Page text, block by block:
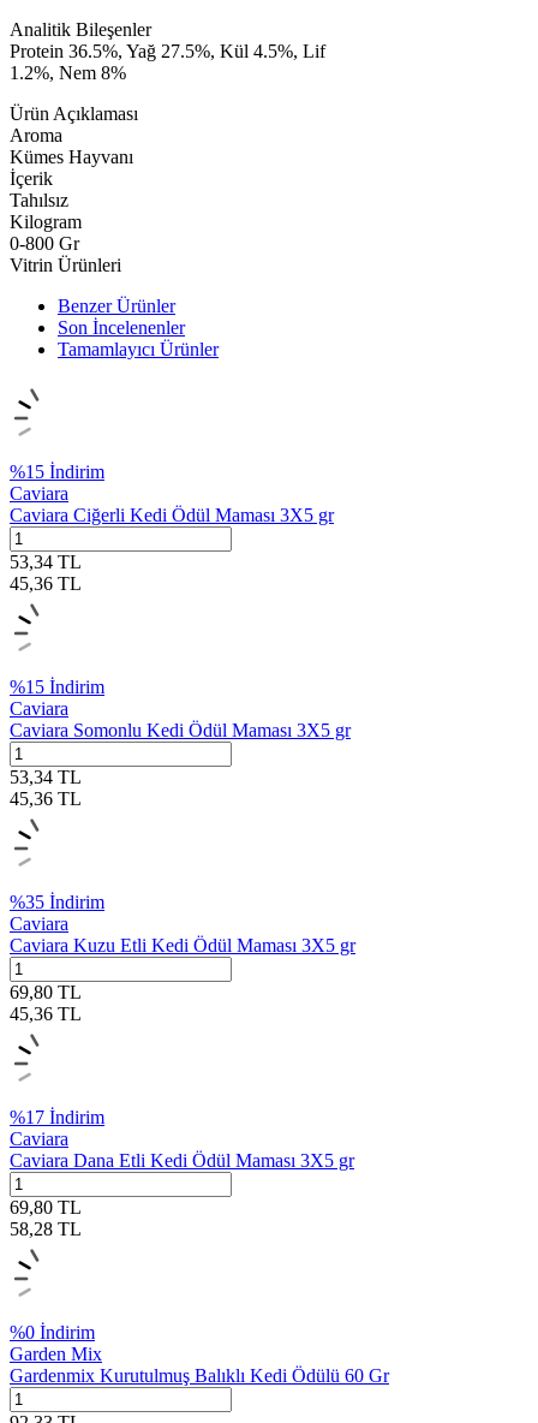
Analitik Bileşenler
Protein 36.5%, Yağ 27.5%, Kül 4.5%, Lif
1.2%, Nem 8%
Ürün Açıklaması
Aroma
Kümes Hayvanı
İçerik
Tahılsız
Kilogram
0-800 Gr
Vitrin Ürünleri
Benzer Ürünler
Son İncelenenler
Tamamlayıcı Ürünler
%15 İndirim
Caviara
Caviara Ciğerli Kedi Ödül Maması 3X5 gr
53,34 TL
45,36 TL
%15 İndirim
Caviara
Caviara Somonlu Kedi Ödül Maması 3X5 gr
53,34 TL
45,36 TL
%35 İndirim
Caviara
Caviara Kuzu Etli Kedi Ödül Maması 3X5 gr
69,80 TL
45,36 TL
%17 İndirim
Caviara
Caviara Dana Etli Kedi Ödül Maması 3X5 gr
69,80 TL
58,28 TL
%0 İndirim
Garden Mix
Gardenmix Kurutulmuş Balıklı Kedi Ödülü 60 Gr